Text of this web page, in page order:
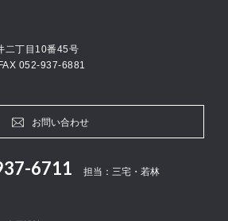
二丁目10番45号
052-937-6881
お問い合わせ
6711 担当：三宅・若林